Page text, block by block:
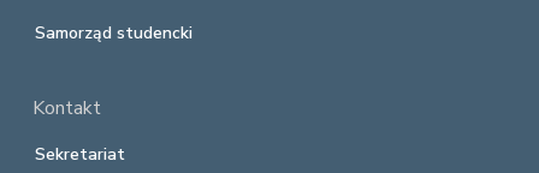
Samorząd studencki
Kontakt
Sekretariat